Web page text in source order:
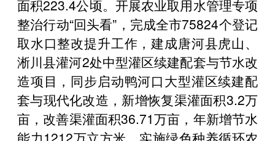
面积223.4公顷。开展农业取用水管理专项
整治行动“回头看”，完成全市75824个登记
取水口整改提升工作，建成唐河县虎山、
淅川县灌河2处中型灌区续建配套与节水改
造项目，同步启动鸭河口大型灌区续建配
套与现代化改造，新增恢复渠灌面积3.2万
亩，改善渠灌面积36.71万亩，年新增节水
能力1212万立方米。实施绿色种养循环农